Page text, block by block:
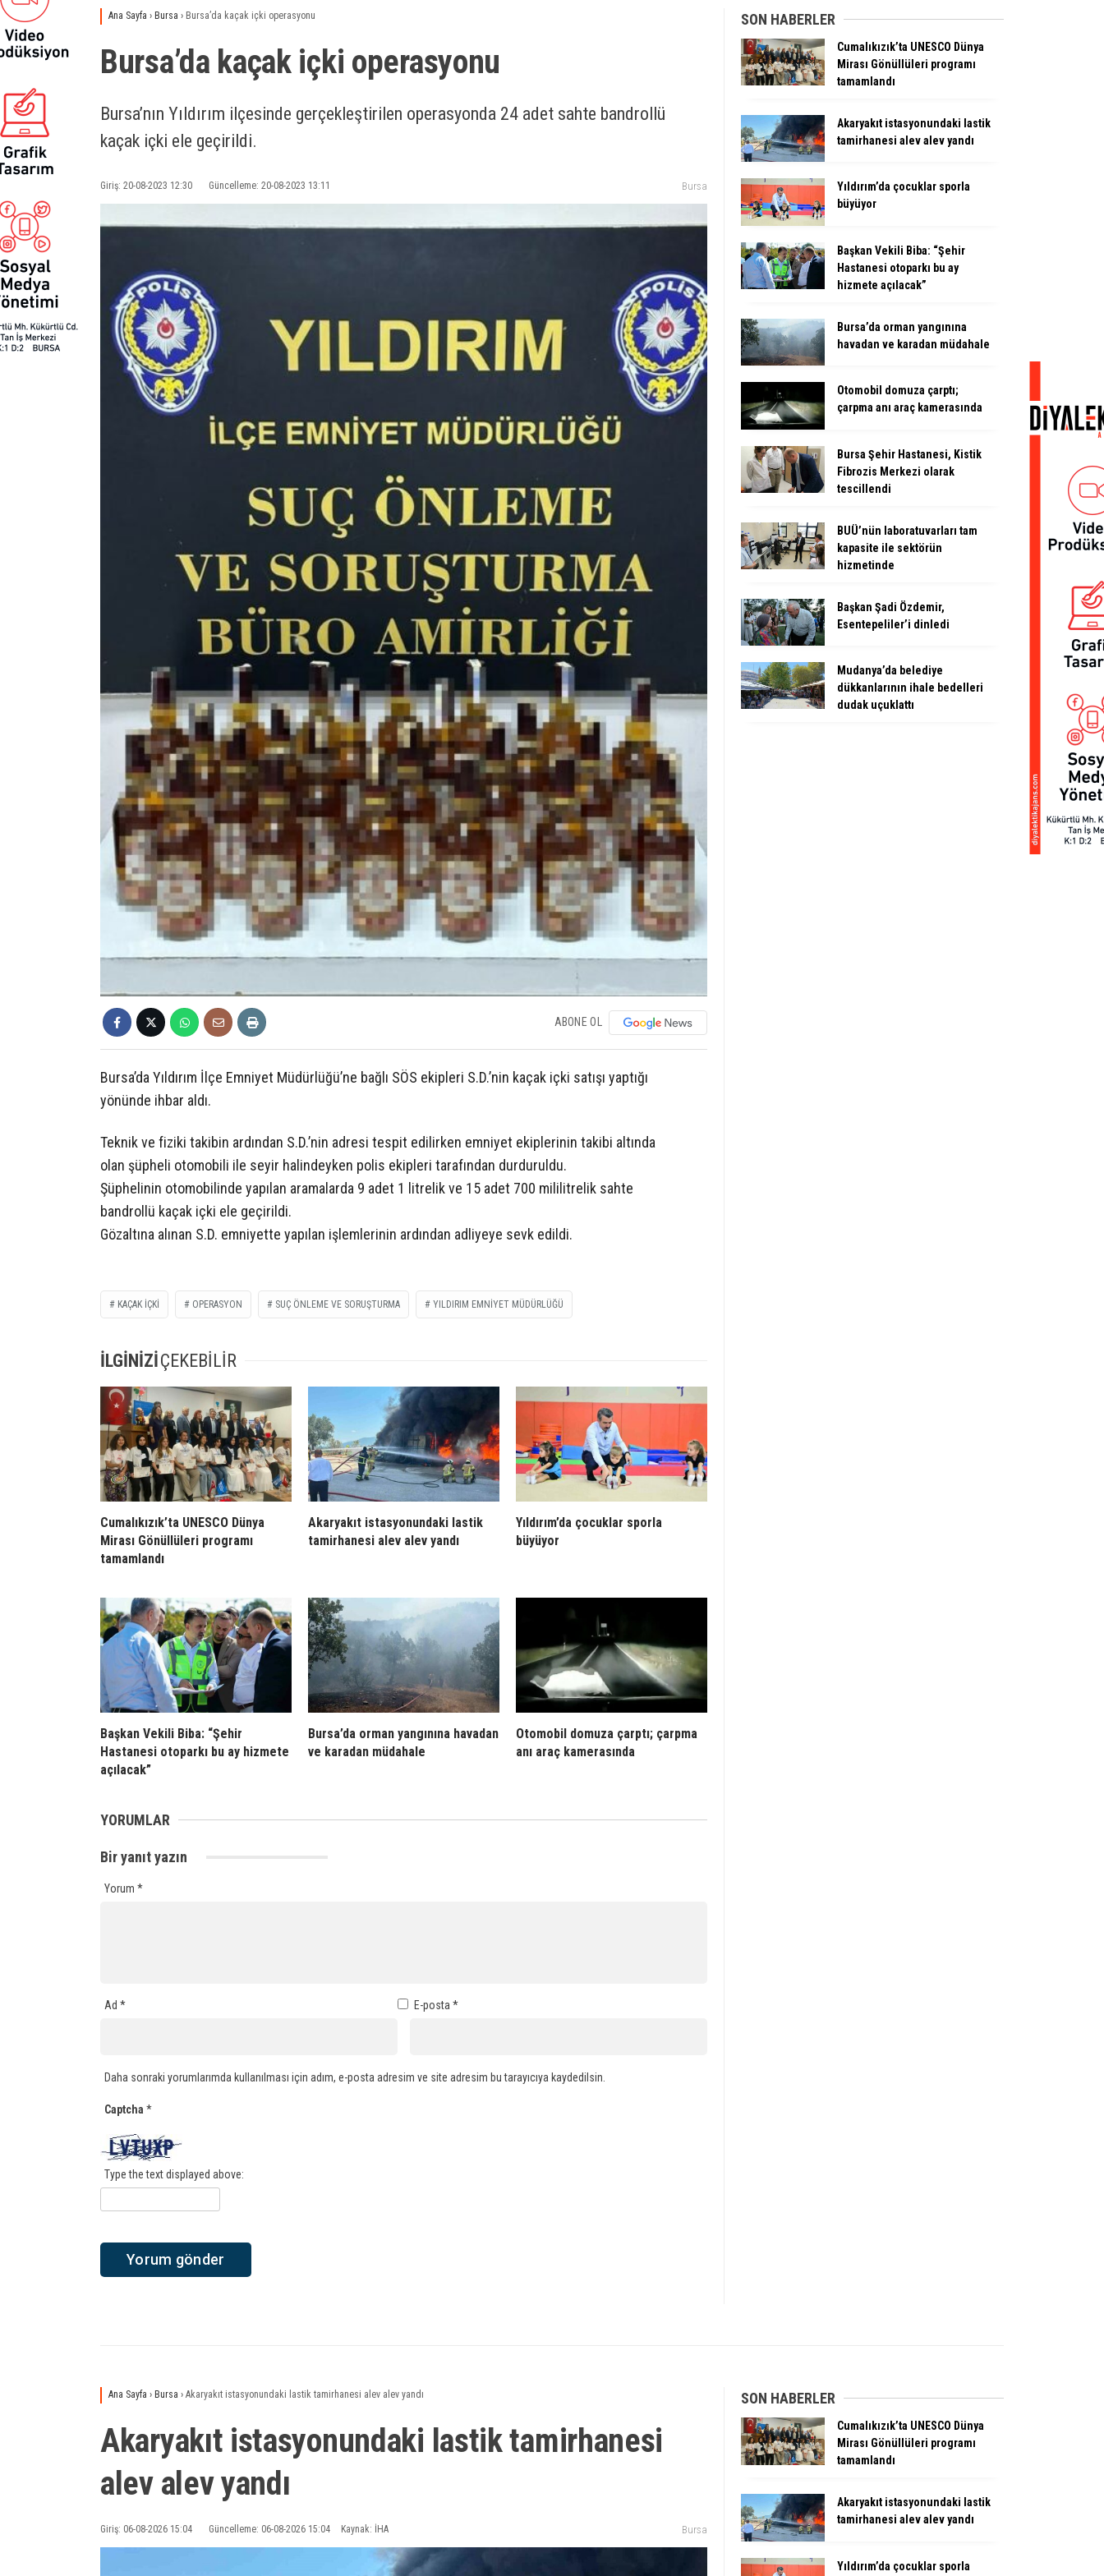
Ana Sayfa › Bursa › Bursa’da kaçak içki operasyonu
Bursa’da kaçak içki operasyonu
Bursa’nın Yıldırım ilçesinde gerçekleştirilen operasyonda 24 adet sahte bandrollü
kaçak içki ele geçirildi.
Giriş: 20-08-2023 12:30 Güncelleme: 20-08-2023 13:11 Bursa
ABONE OL
Bursa’da Yıldırım İlçe Emniyet Müdürlüğü’ne bağlı SÖS ekipleri S.D.’nin kaçak içki satışı yaptığı
yönünde ihbar aldı.
Teknik ve fiziki takibin ardından S.D.’nin adresi tespit edilirken emniyet ekiplerinin takibi altında
olan şüpheli otomobili ile seyir halindeyken polis ekipleri tarafından durduruldu.
Şüphelinin otomobilinde yapılan aramalarda 9 adet 1 litrelik ve 15 adet 700 mililitrelik sahte
bandrollü kaçak içki ele geçirildi.
Gözaltına alınan S.D. emniyette yapılan işlemlerinin ardından adliyeye sevk edildi.
KAÇAK IÇKI OPERASYON SUÇ ÖNLEME VE SORUŞTURMA YILDIRIM EMNIYET MÜDÜRLÜĞÜ
İLGİNİZİÇEKEBİLİR
Cumalıkızık’ta UNESCO Dünya
Mirası Gönüllüleri programı
tamamlandı
Akaryakıt istasyonundaki lastik
tamirhanesi alev alev yandı
Yıldırım’da çocuklar sporla
büyüyor
Başkan Vekili Biba: “Şehir
Hastanesi otoparkı bu ay hizmete
açılacak”
Bursa’da orman yangınına havadan
ve karadan müdahale
Otomobil domuza çarptı; çarpma
anı araç kamerasında
YORUMLAR
Bir yanıt yazın
Yorum *
Ad * E-posta *
Daha sonraki yorumlarımda kullanılması için adım, e-posta adresim ve site adresim bu tarayıcıya kaydedilsin.
Captcha *
Type the text displayed above:
SON HABERLER
Cumalıkızık’ta UNESCO Dünya
Mirası Gönüllüleri programı
tamamlandı
Akaryakıt istasyonundaki lastik
tamirhanesi alev alev yandı
Yıldırım’da çocuklar sporla
büyüyor
Başkan Vekili Biba: “Şehir
Hastanesi otoparkı bu ay
hizmete açılacak”
Bursa’da orman yangınına
havadan ve karadan müdahale
Otomobil domuza çarptı;
çarpma anı araç kamerasında
Bursa Şehir Hastanesi, Kistik
Fibrozis Merkezi olarak
tescillendi
BUÜ’nün laboratuvarları tam
kapasite ile sektörün
hizmetinde
Başkan Şadi Özdemir,
Esentepeliler’i dinledi
Mudanya’da belediye
dükkanlarının ihale bedelleri
dudak uçuklattı
Ana Sayfa › Bursa › Akaryakıt istasyonundaki lastik tamirhanesi alev alev yandı
Akaryakıt istasyonundaki lastik tamirhanesi
alev alev yandı
Giriş: 06-08-2026 15:04 Güncelleme: 06-08-2026 15:04 Kaynak: İHA Bursa
SON HABERLER
Cumalıkızık’ta UNESCO Dünya
Mirası Gönüllüleri programı
tamamlandı
Akaryakıt istasyonundaki lastik
tamirhanesi alev alev yandı
Yıldırım’da çocuklar sporla